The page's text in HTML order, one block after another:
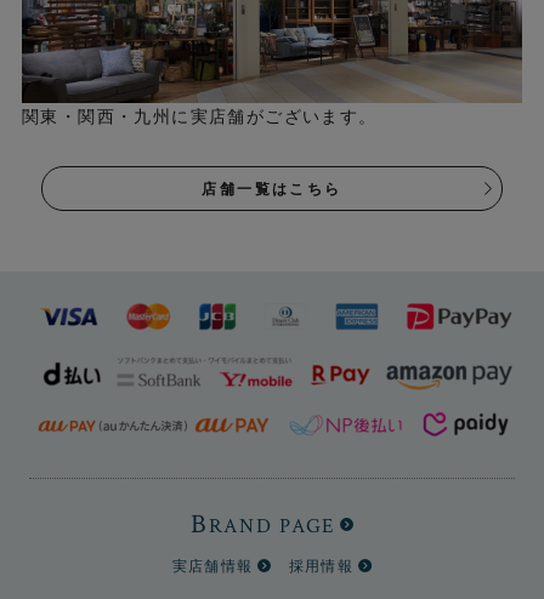
関東・関西・九州に実店舗がございます。
店舗一覧はこちら
BRAND PAGE
実店舗情報 採用情報